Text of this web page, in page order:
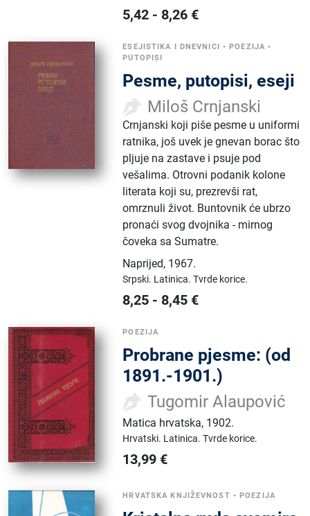
5,42 - 8,26 €
ESEJISTIKA I DNEVNICI •POEZIJA •
PUTOPISI
Pesme, putopisi, eseji
Miloš Crnjanski
Crnjanski koji piše pesme u uniformi
ratnika, još uvek je gnevan borac što
pljuje na zastave i psuje pod
vešalima. Otrovni podanik kolone
literata koji su, prezrevši rat,
omrznuli život. Buntovnik će ubrzo
pronaći svog dvojnika - mirnog
čoveka sa Sumatre.
Naprijed, 1967.
Srpski. Latinica.Tvrde korice.
8,25 - 8,45 €
POEZIJA
Probrane pjesme: (od
1891.-1901.)
Tugomir Alaupović
Matica hrvatska, 1902.
Hrvatski. Latinica.Tvrde korice.
13,99 €
HRVATSKA KNJIŽEVNOST • POEZIJA